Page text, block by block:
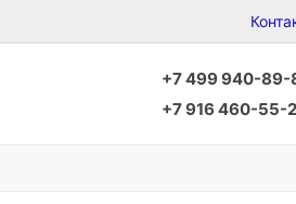
+7 499 940-89-
+7 916 460-55-